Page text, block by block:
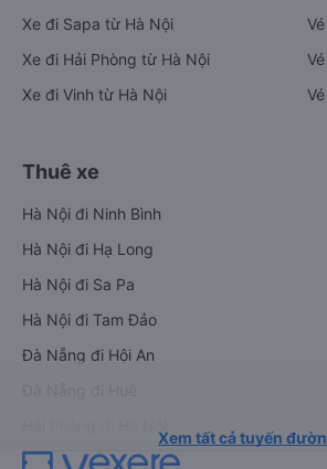
Xe đi Sapa từ Hà Nội
Xe đi Hải Phòng từ Hà Nội
Xe đi Vinh từ Hà Nội
Thuê xe
Hà Nội đi Ninh Bình
Hà Nội đi Hạ Long
Hà Nội đi Sa Pa
Hà Nội đi Tam Đảo
Đà Nẵng đi Hội An
Xem tất cả tuyến